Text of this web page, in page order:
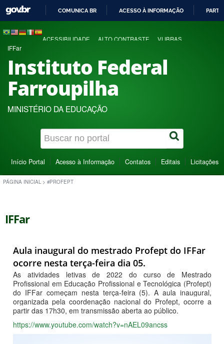
COMUNICA BR ACESSO À INFORMAÇÃO
ACESSIBILIDADE ALTO CONTRASTE VLIBRAS
IFFar
Instituto Federal
Farroupilha
MINISTÉRIO DA EDUCAÇÃO
Início Portal Acesso à Informação Contatos Editais Licitações
PÁGINA INICIAL > #PROFEPT
IFFar
Aula inaugural do mestrado Profept do IFFar
ocorre nesta terça-feira dia 05.
As atividades letivas de 2022 do curso de Mestrado
Profissional em Educação Profissional e Tecnológica (Profept)
do IFFar começam nesta terça-feira (5). A aula inaugural,
organizada pela coordenação nacional do Profept, ocorre a
partir das 17h30, em transmissão aberta ao público.
https://www.youtube.com/watch?v=nAEL09ancss